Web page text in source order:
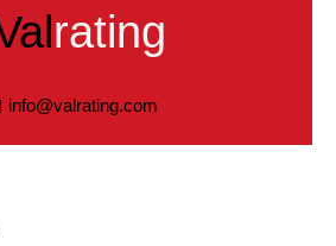
rating
info@valrating.com